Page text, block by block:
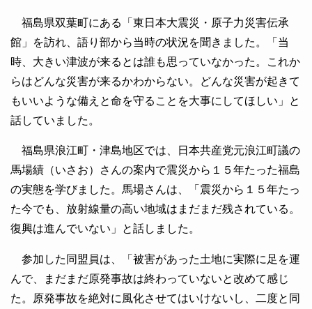
福島県双葉町にある「東日本大震災・原子力災害伝承
館」を訪れ、語り部から当時の状況を聞きました。「当
時、大きい津波が来るとは誰も思っていなかった。これか
らはどんな災害が来るかわからない。どんな災害が起きて
もいいような備えと命を守ることを大事にしてほしい」と
話していました。
福島県浪江町・津島地区では、日本共産党元浪江町議の
馬場績（いさお）さんの案内で震災から１５年たった福島
の実態を学びました。馬場さんは、「震災から１５年たっ
た今でも、放射線量の高い地域はまだまだ残されている。
復興は進んでいない」と話しました。
参加した同盟員は、「被害があった土地に実際に足を運
んで、まだまだ原発事故は終わっていないと改めて感じ
た。原発事故を絶対に風化させてはいけないし、二度と同